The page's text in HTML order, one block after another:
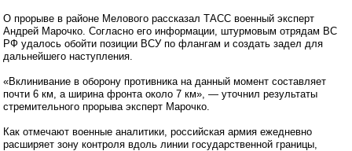
О прорыве в районе Мелового рассказал ТАСС военный эксперт
Андрей Марочко. Согласно его информации, штурмовым отрядам ВС
РФ удалось обойти позиции ВСУ по флангам и создать задел для
дальнейшего наступления.
«Вклинивание в оборону противника на данный момент составляет
почти 6 км, а ширина фронта около 7 км», — уточнил результаты
стремительного прорыва эксперт Марочко.
Как отмечают военные аналитики, российская армия ежедневно
расширяет зону контроля вдоль линии государственной границы,